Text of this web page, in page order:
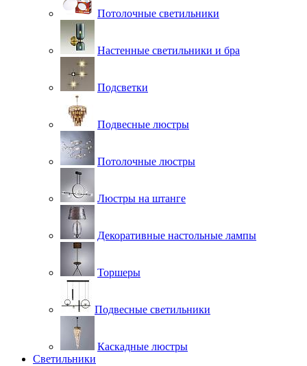
Потолочные светильники
Настенные светильники и бра
Подсветки
Подвесные люстры
Потолочные люстры
Люстры на штанге
Декоративные настольные лампы
Торшеры
Подвесные светильники
Каскадные люстры
Светильники